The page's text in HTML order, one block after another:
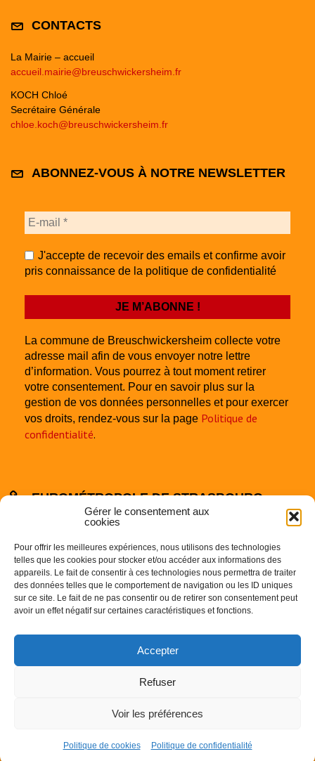
Gérer le consentement aux
cookies
Pour offrir les meilleures expériences, nous utilisons des technologies
telles que les cookies pour stocker et/ou accéder aux informations des
appareils. Le fait de consentir à ces technologies nous permettra de traiter
des données telles que le comportement de navigation ou les ID uniques
sur ce site. Le fait de ne pas consentir ou de retirer son consentement peut
avoir un effet négatif sur certaines caractéristiques et fonctions.
Accepter
Refuser
Voir les préférences
Politique de cookies Politique de confidentialité
CONTACTS
La Mairie – accueil
accueil.mairie@breuschwickersheim.fr
KOCH Chloé
Secrétaire Générale
chloe.koch@breuschwickersheim.fr
ABONNEZ-VOUS À NOTRE NEWSLETTER
J'accepte de recevoir des emails et confirme avoir
pris connaissance de la politique de confidentialité
La commune de Breuschwickersheim collecte votre
adresse mail afin de vous envoyer notre lettre
d’information. Vous pourrez à tout moment retirer
votre consentement. Pour en savoir plus sur la
gestion de vos données personnelles et pour exercer
vos droits, rendez-vous sur la page Politique de
confidentialité.
EUROMÉTROPOLE DE STRASBOURG
Centre Administratif
67000 STRASBOURG
2016 Commune de Breuschwickersheim - Réalisation